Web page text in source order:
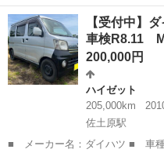
ラインID:@443feups★ https://lin.ee/JPpMU2h ■
報■ htt...
宮崎 宮崎市 日向住吉駅
【受付中】
車検R8.11
200,000円
ハイゼット
205,000km
佐土原駅
■ メーカー名：ダイハツ ■ 車